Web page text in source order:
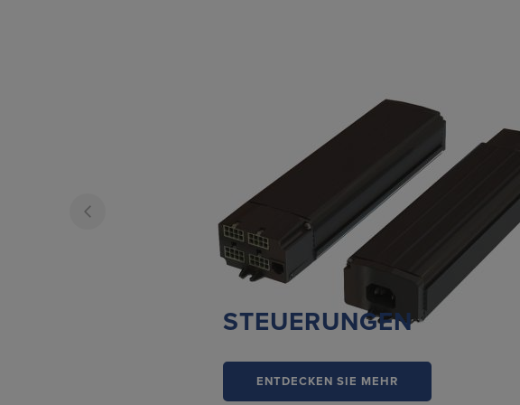
STEUERUNGEN
ENTDECKEN SIE MEHR